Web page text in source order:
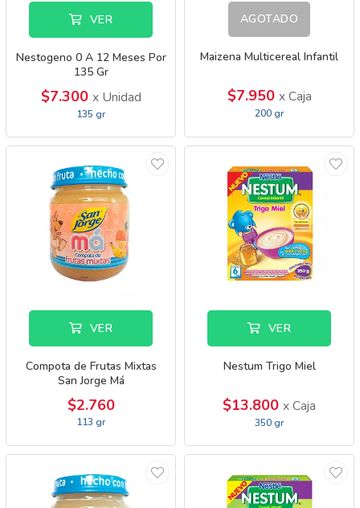
VER
Nestogeno 0 A 12 Meses Por
135 Gr
$7.300 x Unidad
135 gr
AGOTADO
Maizena Multicereal Infantil
$7.950 x Caja
200 gr
VER
Compota de Frutas Mixtas
San Jorge Má
$2.760
113 gr
VER
Nestum Trigo Miel
$13.800 x Caja
350 gr